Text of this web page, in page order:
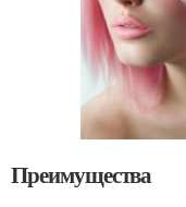
Преимущества